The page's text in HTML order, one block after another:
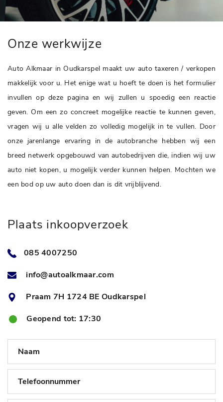
Onze werkwijze
Auto Alkmaar in Oudkarspel maakt uw auto taxeren / verkopen
makkelijk voor u. Het enige wat u hoeft te doen is het formulier
invullen op deze pagina en wij zullen u spoedig een reactie
geven. Om een zo concreet mogelijke reactie te kunnen geven,
vragen wij u alle velden zo volledig mogelijk in te vullen. Door
onze jarenlange ervaring in de autobranche hebben wij een
breed netwerk opgebouwd van autobedrijven die, indien wij uw
auto niet kopen, u mogelijk verder kunnen helpen. Mochten we
een bod op uw auto doen dan is dit vrijblijvend.
Plaats inkoopverzoek
085 4007250
info@autoalkmaar.com
Praam 7H 1724 BE Oudkarspel
Geopend tot: 17:30